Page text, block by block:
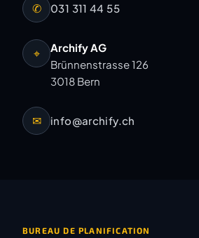
✆ 031 311 44 55
⌖
Archify AG
Brünnenstrasse 126
3018 Bern
✉ info@archify.ch
BUREAU DE PLANIFICATION